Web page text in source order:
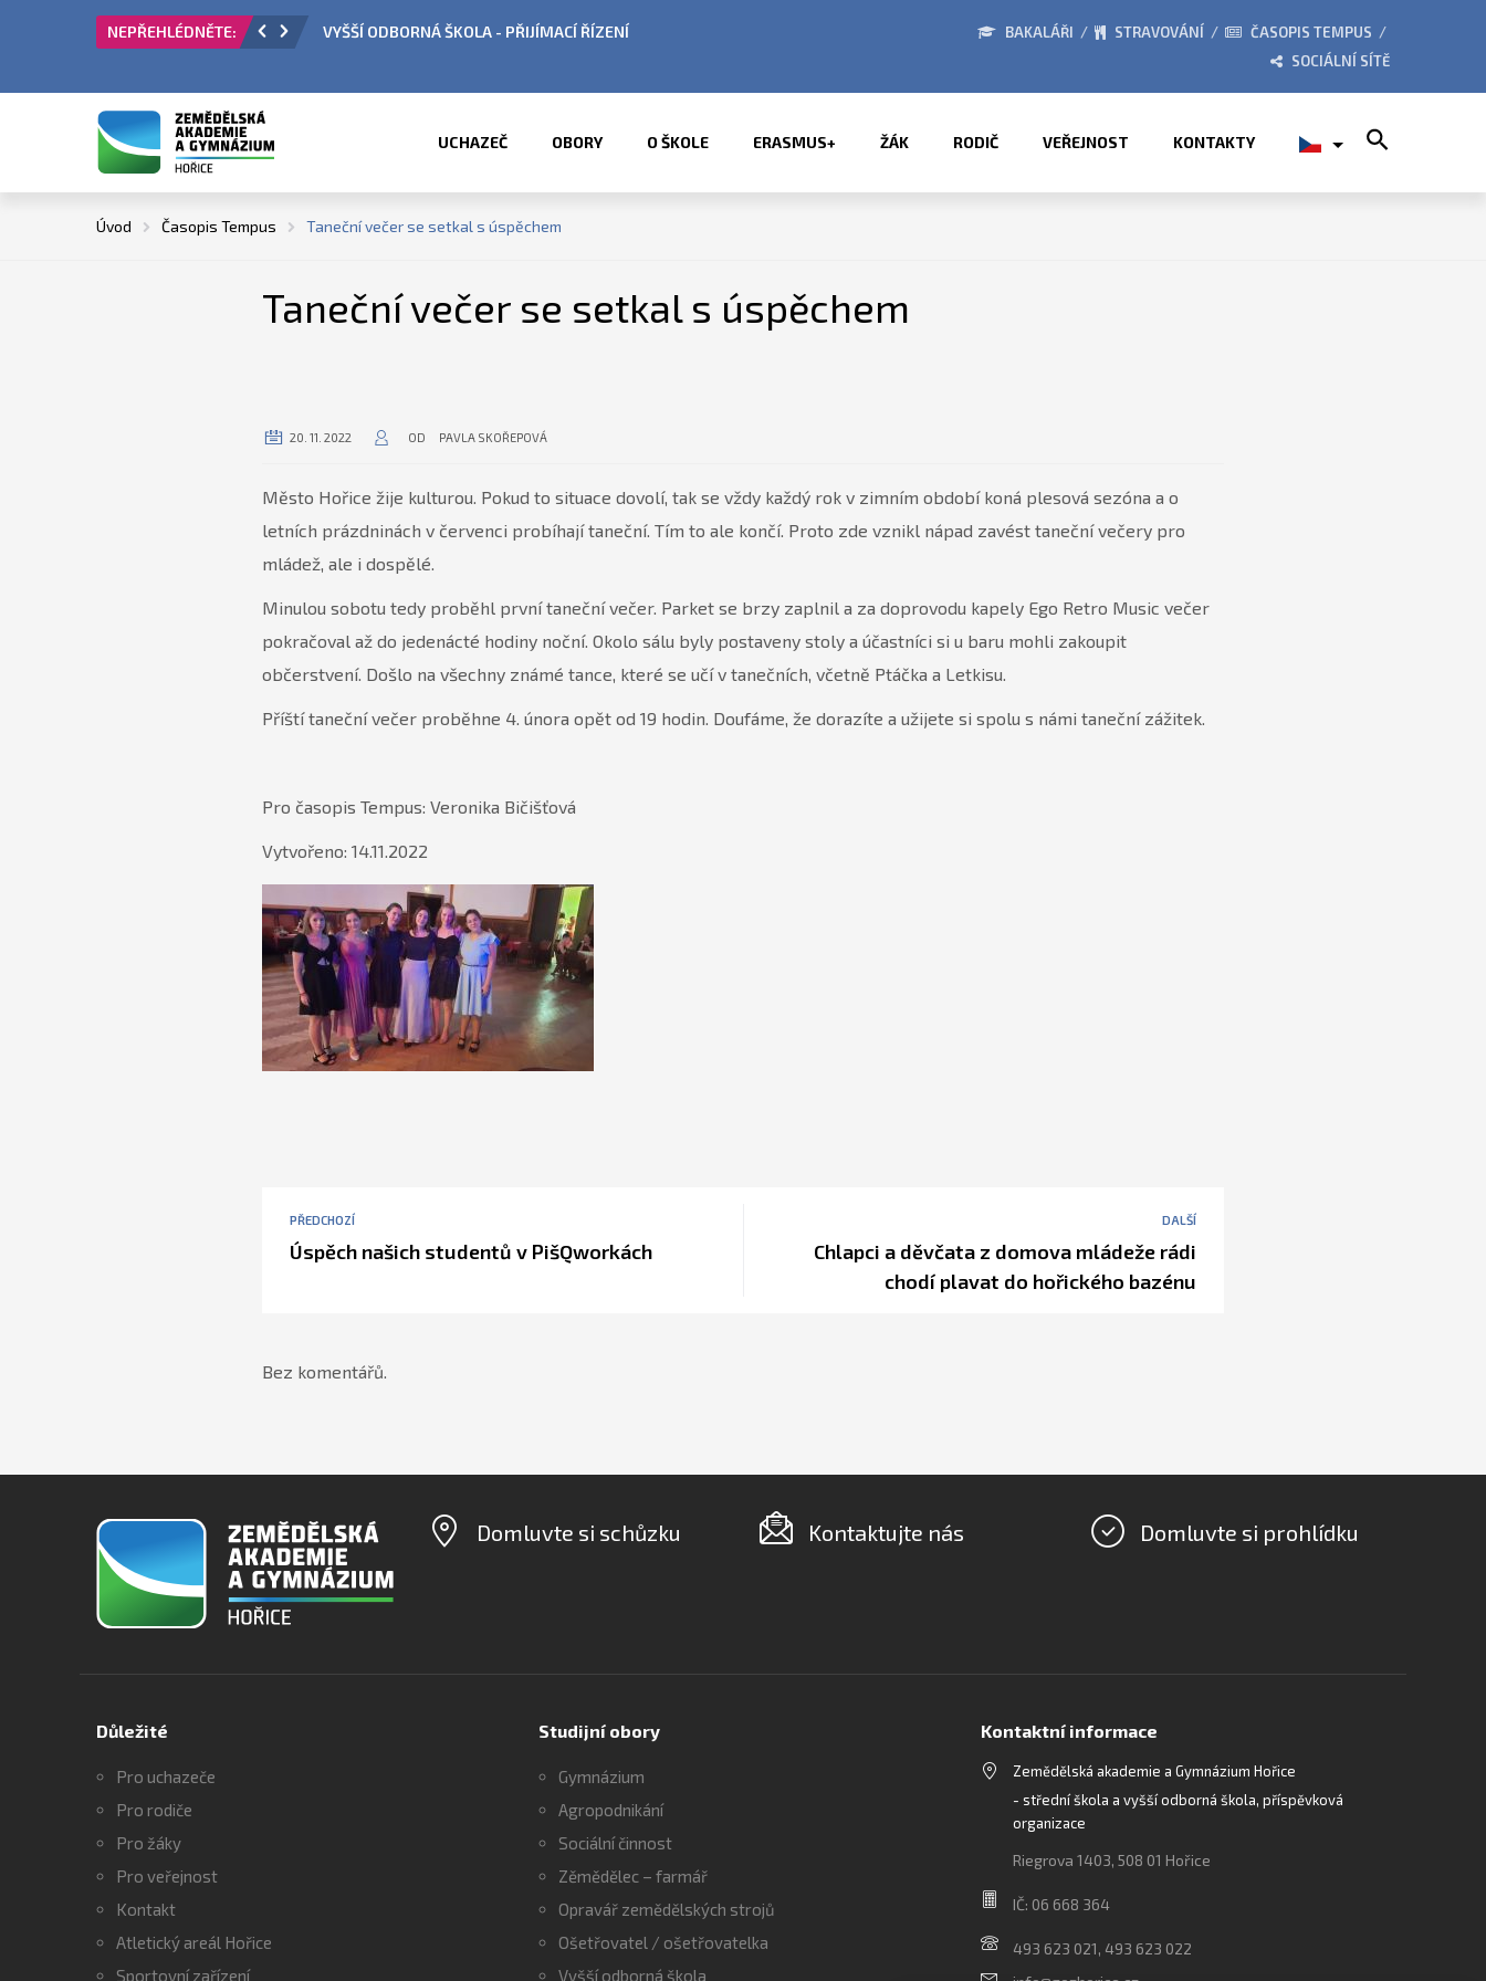
PŘIJÍMACÍ ŘÍZENÍ ÚŘEDNÍ HODINY V OBDOBÍ LETNÍCH PRÁZDNIN PŘÍMĚSTSKÉ TÁBORY 2026 ZE ŽIVOTA ŠKOLY
BAKALÁŘI STRAVOVÁNÍ
ČASOPIS TEMPUS
SOCIÁLNÍ SÍTĚ
UCHAZEČ OBORY O ŠKOLE ERASMUS+ ŽÁK RODIČ VEŘEJNOST KONTAKTY
Úvod Časopis Tempus Taneční večer se setkal s úspěchem
Taneční večer se setkal s úspěchem
20. 11. 2022 OD PAVLA SKOŘEPOVÁ
Město Hořice žije kulturou. Pokud to situace dovolí, tak se vždy každý rok v zimním období koná plesová sezóna a o
letních prázdninách v červenci probíhají taneční. Tím to ale končí. Proto zde vznikl nápad zavést taneční večery pro
mládež, ale i dospělé.
Minulou sobotu tedy proběhl první taneční večer. Parket se brzy zaplnil a za doprovodu kapely Ego Retro Music večer
pokračoval až do jedenácté hodiny noční. Okolo sálu byly postaveny stoly a účastníci si u baru mohli zakoupit
občerstvení. Došlo na všechny známé tance, které se učí v tanečních, včetně Ptáčka a Letkisu.
Příští taneční večer proběhne 4. února opět od 19 hodin. Doufáme, že dorazíte a užijete si spolu s námi taneční zážitek.
Pro časopis Tempus: Veronika Bičišťová
Vytvořeno: 14.11.2022
PŘEDCHOZÍ
Úspěch našich studentů v PišQworkách
DALŠÍ
Chlapci a děvčata z domova mládeže rádi
chodí plavat do hořického bazénu
Bez komentářů.
Domluvte si schůzku Kontaktujte nás Domluvte si prohlídku
Důležité
Pro uchazeče
Pro rodiče
Pro žáky
Pro veřejnost
Kontakt
Atletický areál Hořice
Sportovní zařízení
Studijní obory
Gymnázium
Agropodnikání
Sociální činnost
Zěmědělec – farmář
Opravář zemědělských strojů
Ošetřovatel / ošetřovatelka
Vyšší odborná škola
Kontaktní informace
Zemědělská akademie a Gymnázium Hořice
- střední škola a vyšší odborná škola, příspěvková
organizace
Riegrova 1403, 508 01 Hořice
IČ: 06 668 364
493 623 021, 493 623 022